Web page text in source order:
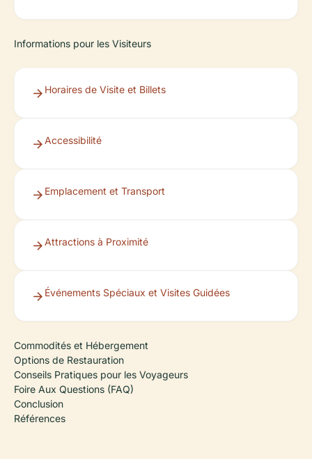
Informations pour les Visiteurs
Horaires de Visite et Billets
Accessibilité
Emplacement et Transport
Attractions à Proximité
Événements Spéciaux et Visites Guidées
Commodités et Hébergement
Options de Restauration
Conseils Pratiques pour les Voyageurs
Foire Aux Questions (FAQ)
Conclusion
Références